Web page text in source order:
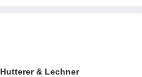
Hutterer & Lechner